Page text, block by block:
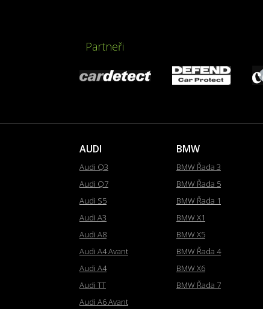
Partneři
AUDI
Audi Q3
Audi Q7
Audi S5
Audi A3
Audi A8
Audi A4 Avant
Audi A4
Audi TT
Audi A6 Avant
BMW
BMW Řada 3
BMW Řada 5
BMW Řada 1
BMW X1
BMW X5
BMW Řada 4
BMW X6
BMW Řada 7